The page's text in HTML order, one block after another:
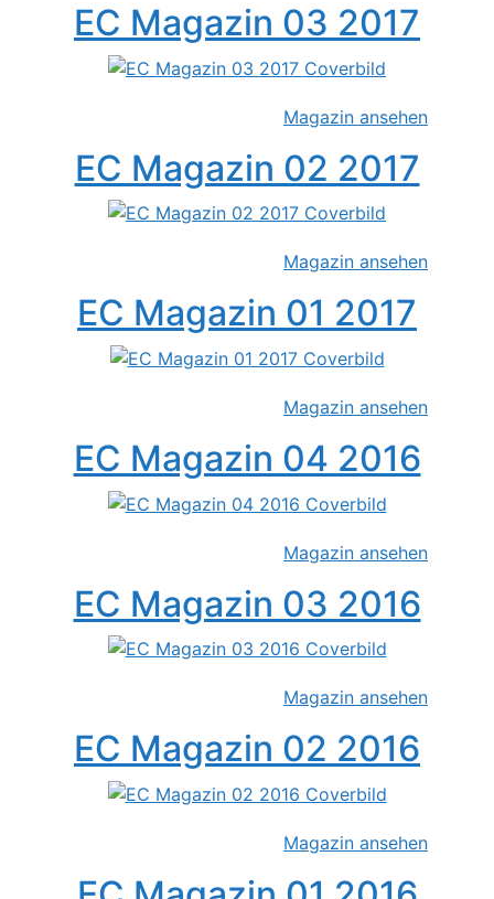
EC Magazin 03 2017
Magazin ansehen
EC Magazin 02 2017
Magazin ansehen
EC Magazin 01 2017
Magazin ansehen
EC Magazin 04 2016
Magazin ansehen
EC Magazin 03 2016
Magazin ansehen
EC Magazin 02 2016
Magazin ansehen